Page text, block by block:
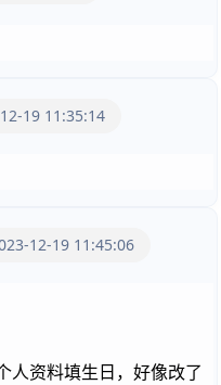
19 11:35:14
12-19 11:45:06
人资料填生日，好像改了